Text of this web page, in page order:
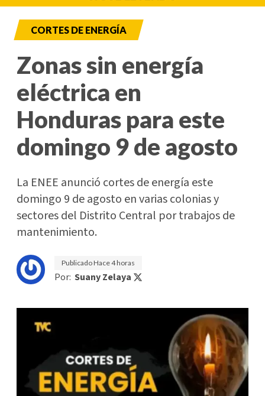
CORTES DE ENERGÍA
Zonas sin energía
eléctrica en
Honduras para este
domingo 9 de agosto
La ENEE anunció cortes de energía este
domingo 9 de agosto en varias colonias y
sectores del Distrito Central por trabajos de
mantenimiento.
PublicadoHace 4 horas
Por: Suany Zelaya